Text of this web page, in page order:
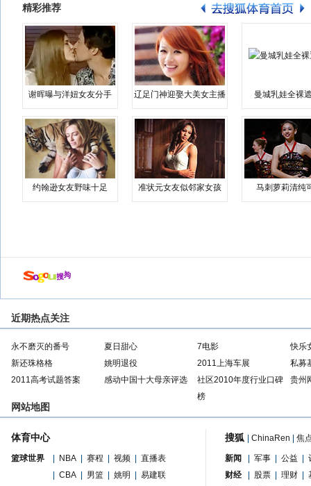
精彩推荐
谢晖曝与洋妞女友分手 辽足门神迎娶大美女主播 曼城乳娃全裸
约翰逊女友野味十足 准状元女友似邻家女孩 马刺萝莉清纯
近期热点关注
永不磨灭的番号 夏日甜心 7电影
快乐
新还珠格格
姚明退役 2011上海车展
私募
2011高考试题答案
感动中国十大母亲评选
社区2010年度行业口碑
榜
贵州
网站地图
体育中心
篮球世界 NBA 赛程 视频
直播表
CBA 男篮 姚明 易建联
搜狐 ChinaRen 焦
新闻 军事 公益
财经
股票 理财